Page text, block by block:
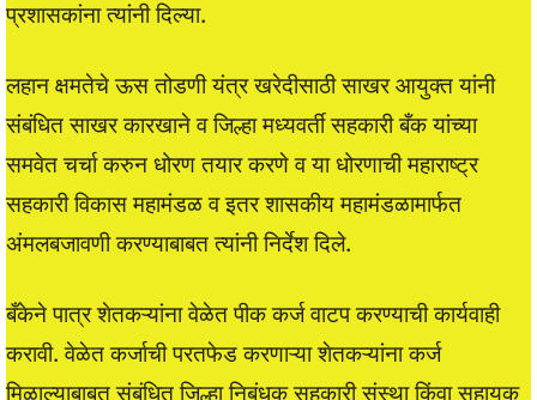
प्रशासकांना त्यांनी दिल्या.
लहान क्षमतेचे ऊस तोडणी यंत्र खरेदीसाठी साखर आयुक्त यांनी
संबंधित साखर कारखाने व जिल्हा मध्यवर्ती सहकारी बँक यांच्या
समवेत चर्चा करुन धोरण तयार करणे व या धोरणाची महाराष्ट्र
सहकारी विकास महामंडळ व इतर शासकीय महामंडळामार्फत
अंमलबजावणी करण्याबाबत त्यांनी निर्देश दिले.
बँकेने पात्र शेतकऱ्यांना वेळेत पीक कर्ज वाटप करण्याची कार्यवाही
करावी. वेळेत कर्जाची परतफेड करणाऱ्या शेतकऱ्यांना कर्ज
मिळाल्याबाबत संबंधित जिल्हा निबंधक सहकारी संस्था किंवा सहायक